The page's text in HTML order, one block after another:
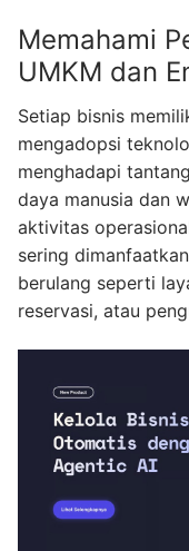
Memahami
UMKM dan
Setiap bisnis
mengadopsi
menghadapi
daya manusia dan
aktivitas
sering
berulang seperti
reservasi, atau